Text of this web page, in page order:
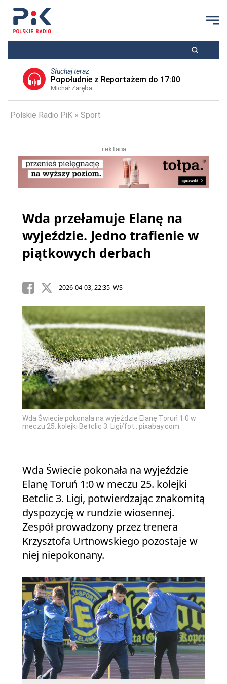
Słuchaj teraz
Popołudnie z Reportażem do 17:00
Michał Zaręba
Polskie Radio PiK Sport
reklama
Wda przełamuje Elanę na
wyjeździe. Jedno trafienie w
piątkowych derbach
2026-04-03, 22:35 WS
Wda Świecie pokonała na wyjeździe Elanę Toruń 1:0 w
meczu 25. kolejki Betclic 3. Ligi/fot.: pixabay.com
Wda Świecie pokonała na wyjeździe
Elanę Toruń 1:0 w meczu 25. kolejki
Betclic 3. Ligi, potwierdzając znakomitą
dyspozycję w rundzie wiosennej.
Zespół prowadzony przez trenera
Krzysztofa Urtnowskiego pozostaje w
niej niepokonany.